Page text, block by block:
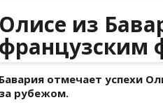
Олисе из
французским
Бавария отмечает успехи
за рубежом.